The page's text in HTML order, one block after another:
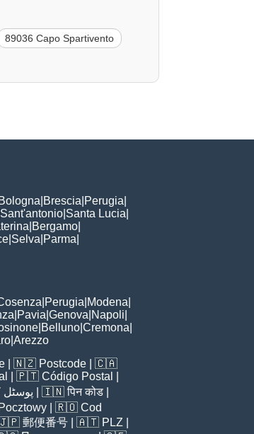
89036 Capo Spartivento
Bologna Brescia Perugia
Sant'antonio Santa Lucia
Bergamo
Selva Parma
Perugia Modena
Pavia Genova Napoli
Belluno Cremona
Arezzo
| 🇳🇿 Postcode | 🇨🇦
| 🇵🇹 Código Postal
پوسٹل | 🇮🇳पिन कोड
| 🇷🇴 Cod
🇯🇵 郵便番号 | 🇦🇹 PLZ